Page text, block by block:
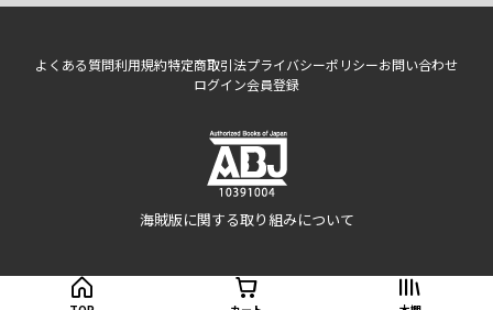
よくある質問利用規約特定商取引法プライバシーポリシーお問い合わせ
ログイン会員登録
海賊版に関する取り組みについて